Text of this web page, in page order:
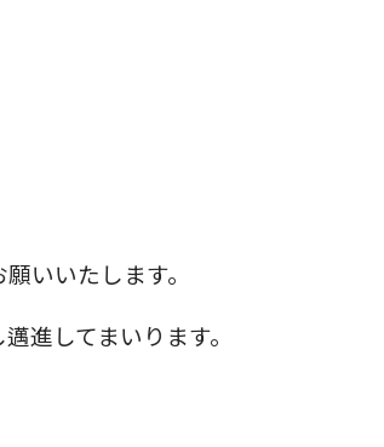
いいたします。
進してまいります。